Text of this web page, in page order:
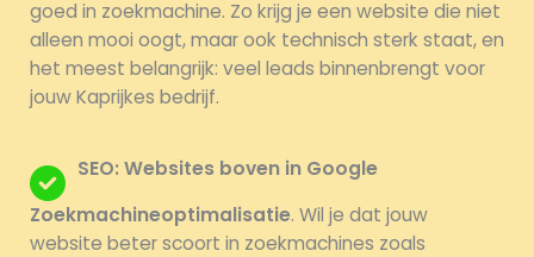
goed in zoekmachine. Zo krijg je een website die niet
alleen mooi oogt, maar ook technisch sterk staat, en
het meest belangrijk: veel leads binnenbrengt voor
jouw Kaprijkes bedrijf.
SEO: Websites boven in Google
Zoekmachineoptimalisatie. Wil je dat jouw
website beter scoort in zoekmachines zoals